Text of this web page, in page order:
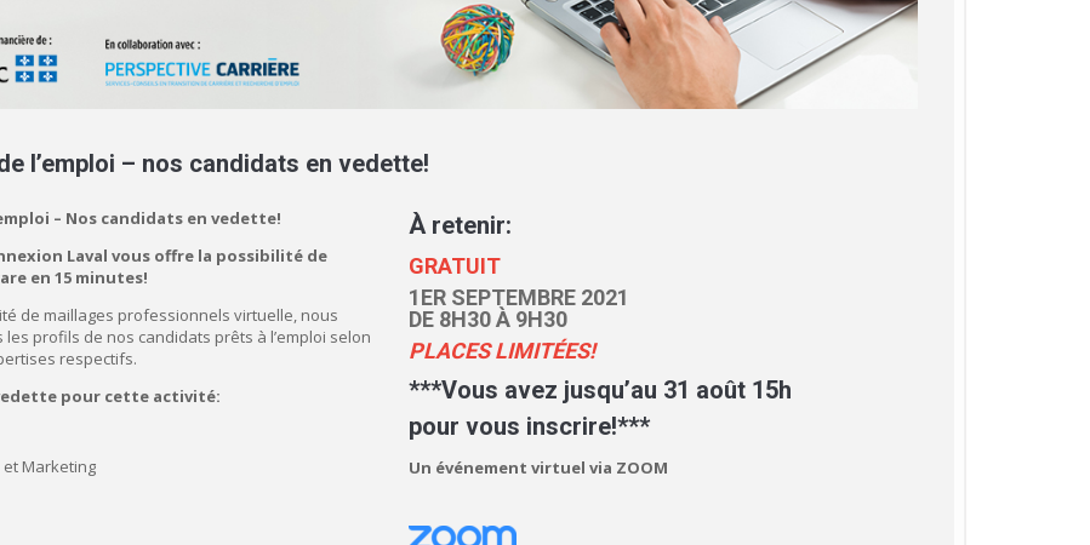
l’emploi – nos candidats en vedette!
– Nos candidats en vedette!
Laval vous offre la possibilité de
en 15 minutes!
de maillages professionnels virtuelle, nous
profils de nos candidats prêts à l’emploi selon
respectifs.
pour cette activité:
et Marketing
À retenir:
GRATUIT
1ER SEPTEMBRE 2021
DE 8H30 À 9H30
PLACES LIMITÉES!
***Vous avez jusqu’au 31 août 15h
pour vous inscrire!***
Un événement virtuel via ZOOM